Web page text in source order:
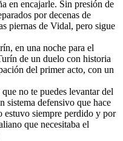
en encajarle. Sin presión de
por decenas de
piernas de Vidal, pero sigue
en una noche para el
de un duelo con historia
del primer acto, con un
no te puedes levantar del
sistema defensivo que hace
estuvo siempre perdido y por
que necesitaba el